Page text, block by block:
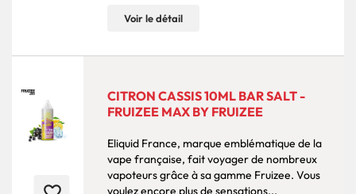
Voir le détail
CITRON CASSIS 10ML BAR SALT -
FRUIZEE MAX BY FRUIZEE
Eliquid France, marque emblématique de la
vape française, fait voyager de nombreux
vapoteurs grâce à sa gamme Fruizee. Vous
voulez encore plus de sensations...